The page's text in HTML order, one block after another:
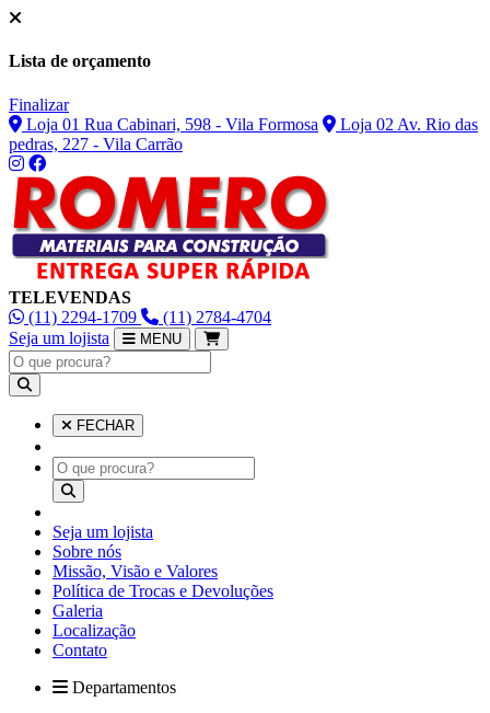
Lista de orçamento
Finalizar
Loja 01 Rua Cabinari, 598 - Vila Formosa
Loja 02 Av. Rio das
pedras, 227 - Vila Carrão
TELEVENDAS
(11) 2294-1709
(11) 2784-4704
Seja um lojista
MENU
FECHAR
Seja um lojista
Sobre nós
Missão, Visão e Valores
Política de Trocas e Devoluções
Galeria
Localização
Contato
Departamentos